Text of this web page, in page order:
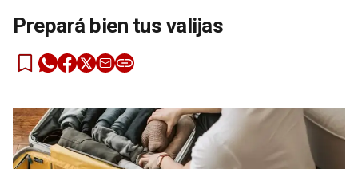
Prepará bien tus valijas